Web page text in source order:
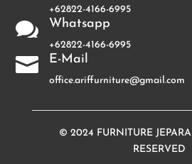
+62822-4166-6995
 Whatsapp
+62822-4166-6995
 E-Mail
office.ariffurniture@gmail.com
© 2024 FURNITURE JEPARA
RESERVED